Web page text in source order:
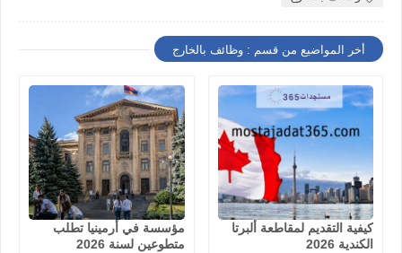
أخر المواضيع من قسم : وظائف بالخارج
كيفية التقديم لمقاطعة ألبرتا
الكندية 2026
مؤسسة في أرمينيا تطلب
متطوعين لسنة 2026